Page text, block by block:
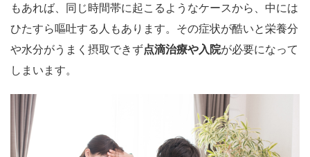
もあれば、同じ時間帯に起こるようなケースから、中には
ひたすら嘔吐する人もあります。その症状が酷いと栄養分
や水分がうまく摂取できず点滴治療や入院が必要になって
しまいます。